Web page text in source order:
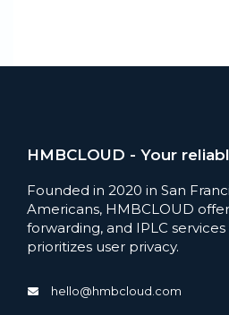
HMBCLOUD - Your
Founded in 2020 in San
Americans, HMBCLOUD
forwarding, and IPLC
prioritizes user privacy.
hello@hmbcloud.com